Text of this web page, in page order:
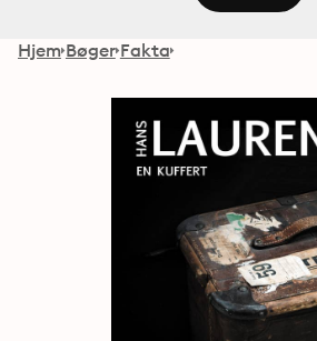
Hjem Bøger Fakta